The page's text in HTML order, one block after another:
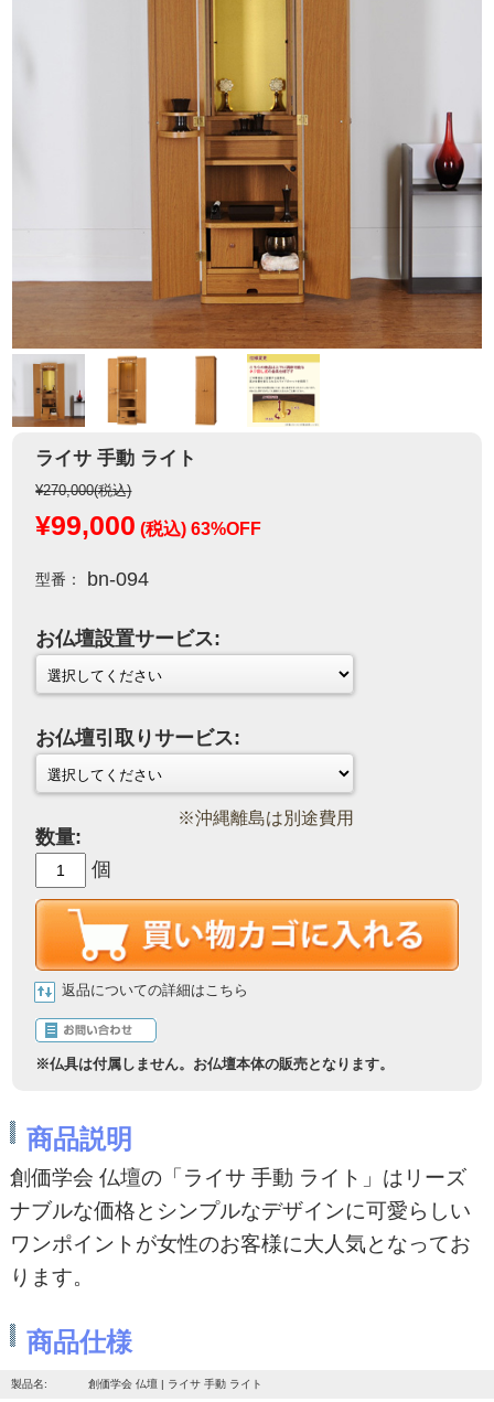
ライサ 手動 ライト
¥270,000(税込)
¥99,000 (税込) 63%OFF
型番： bn-094
お仏壇設置サービス:
お仏壇引取りサービス:
※沖縄離島は別途費用
数量:
個
返品についての詳細はこちら
商品説明
創価学会 仏壇の「ライサ 手動 ライト」はリーズ
ナブルな価格とシンプルなデザインに可愛らしい
ワンポイントが女性のお客様に大人気となってお
ります。
商品仕様
製品名: 創価学会 仏壇 | ライサ 手動 ライト